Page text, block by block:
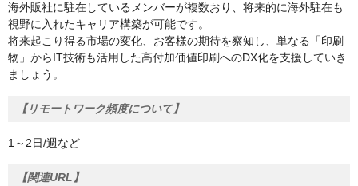
海外販社に駐在しているメンバーが複数おり、将来的に海外駐在も
視野に入れたキャリア構築が可能です。
将来起こり得る市場の変化、お客様の期待を察知し、単なる「印刷
物」からIT技術も活用した高付加価値印刷へのDX化を支援していき
ましょう。
【リモートワーク頻度について】
1～2日/週など
【関連URL】